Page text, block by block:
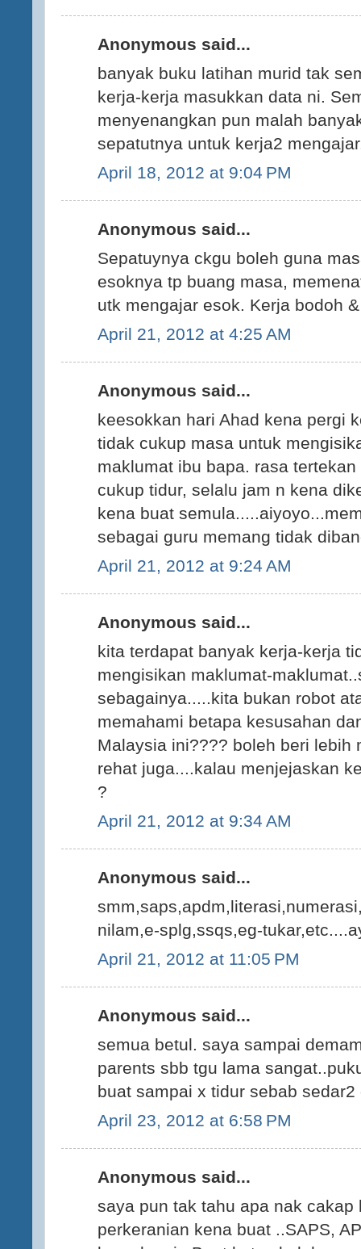
Anonymous said...
banyak buku latihan murid tak
kerja-kerja masukkan data ni.
menyenangkan pun malah
sepatutnya untuk kerja2
April 18, 2012 at 9:04 PM
Anonymous said...
Sepatuynya ckgu boleh guna
esoknya tp buang masa,
utk mengajar esok. Kerja bodoh
April 21, 2012 at 4:25 AM
Anonymous said...
keesokkan hari Ahad kena pergi
tidak cukup masa untuk
maklumat ibu bapa. rasa
cukup tidur, selalu jam n kena
kena buat
sebagai guru memang tidak
April 21, 2012 at 9:24 AM
Anonymous said...
kita terdapat banyak kerja-kerja
mengisikan maklumat-
sebagainya.....kita bukan robot
memahami betapa kesusahan
Malaysia ini???? boleh beri lebih
rehat juga....kalau menjejaskan
?
April 21, 2012 at 9:34 AM
Anonymous said...
nilam,e-splg,ssqs,eg-
April 21, 2012 at 11:05 PM
Anonymous said...
semua betul. saya sampai
parents sbb tgu lama
buat sampai x tidur sebab
April 23, 2012 at 6:58 PM
Anonymous said...
saya pun tak tahu apa nak
perkeranian kena buat ..SAPS,